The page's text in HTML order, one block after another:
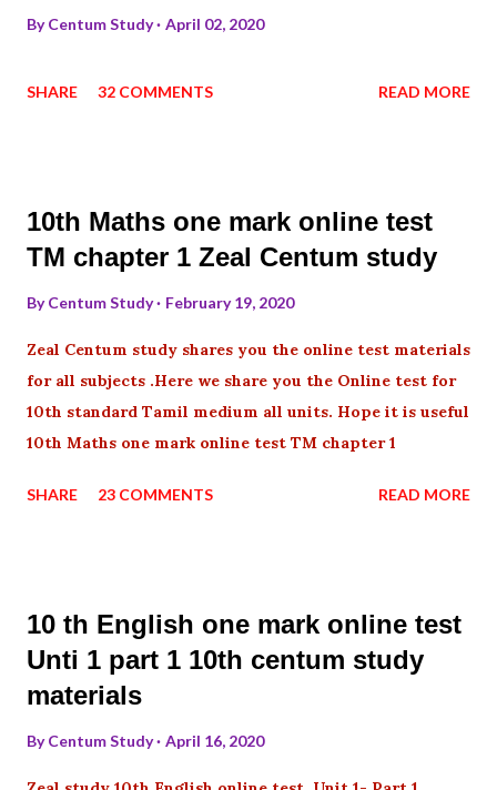
ByCentum Study April 02, 2020
SHARE 32 COMMENTS READ MORE
10th Maths one mark online test
TM chapter 1 Zeal Centum study
ByCentum Study February 19, 2020
Zeal Centum study shares you the online test materials
for all subjects .Here we share you the Online test for
10th standard Tamil medium all units. Hope it is useful
10th Maths one mark online test TM chapter 1
SHARE 23 COMMENTS READ MORE
10 th English one mark online test
Unti 1 part 1 10th centum study
materials
ByCentum Study April 16, 2020